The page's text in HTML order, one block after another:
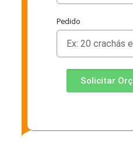
Pedido
Solicitar